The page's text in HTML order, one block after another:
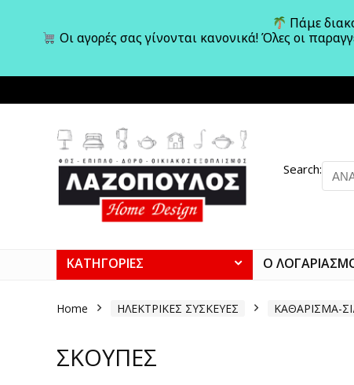
Search:
ΚΑΤΗΓΟΡΙΕΣ Ο
Home ΗΛΕΚΤΡΙΚΕΣ ΣΥΣΚΕΥΕΣ ΚΑΘΑΡΙΣΜΑ-
ΣΚΟΥΠΕΣ
Πάμε
Οι αγορές σας γίνονται κανονικά! Όλες οι